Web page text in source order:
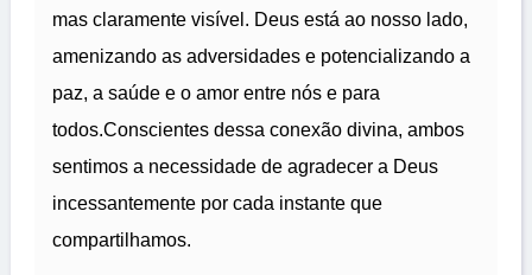
mas claramente visível. Deus está ao nosso lado,
amenizando as adversidades e potencializando a
paz, a saúde e o amor entre nós e para
todos.Conscientes dessa conexão divina, ambos
sentimos a necessidade de agradecer a Deus
incessantemente por cada instante que
compartilhamos.